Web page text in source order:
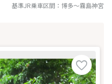
基準JR乗車区間： 博多～霧島神宮